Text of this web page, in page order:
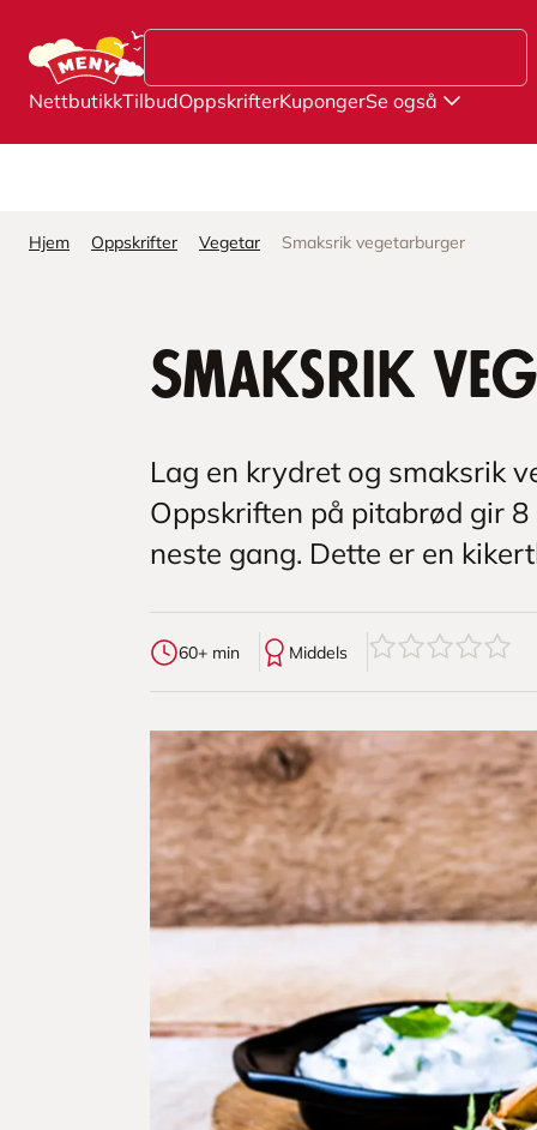
NettbutikkTilbudOppskrifterKupongerSe også
Hjem Oppskrifter Vegetar Smaksrik vegetarburger
Smaksrik
Lag en krydret og smaksrik
Oppskriften på pitabrød gir
neste gang. Dette er en
60+ min Middels 0av5stjerner